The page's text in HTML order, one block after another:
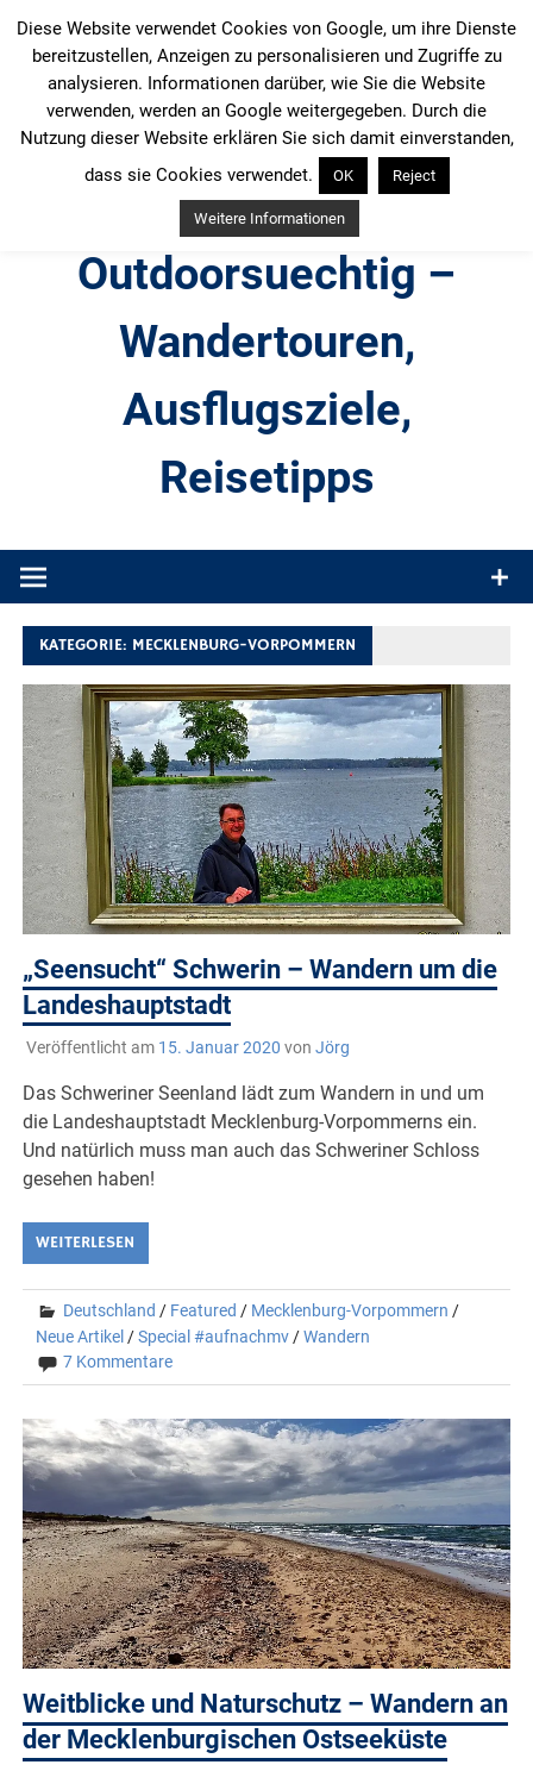
Inhalt
springen
Outdoorsuechtig –
Wandertouren,
Ausflugsziele,
Reisetipps
Produkttests und Buchrezensionen. Ein Blog für alle, die gern
KATEGORIE: MECKLENBURG-VORPOMMERN
„Seensucht“ Schwerin – Wandern um die
Landeshauptstadt
Veröffentlicht am 15. Januar 2020 von Jörg
Das Schweriner Seenland lädt zum Wandern in und um
die Landeshauptstadt Mecklenburg-Vorpommerns ein.
Und natürlich muss man auch das Schweriner Schloss
gesehen haben!
WEITERLESEN
Deutschland / Featured / Mecklenburg-Vorpommern /
Neue Artikel /Special #aufnachmv /Wandern
7 Kommentare
Weitblicke und Naturschutz – Wandern an
der Mecklenburgischen Ostseeküste
Diese Website verwendet Cookies von Google, um ihre Dienste
bereitzustellen, Anzeigen zu personalisieren und Zugriffe zu
analysieren. Informationen darüber, wie Sie die Website
verwenden, werden an Google weitergegeben. Durch die
Nutzung dieser Website erklären Sie sich damit einverstanden,
dass sie Cookies verwendet.
OK Reject
Weitere Informationen